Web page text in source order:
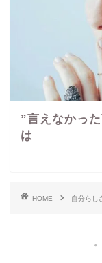
”言えなかっ
は
HOME 自分らし